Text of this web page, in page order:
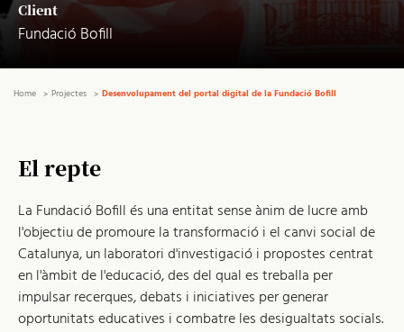
Client
Fundació Bofill
Home Projectes Desenvolupament del portal digital de la Fundació Bofill
El repte
La Fundació Bofill és una entitat sense ànim de lucre amb
l'objectiu de promoure la transformació i el canvi social de
Catalunya, un laboratori d'investigació i propostes centrat
en l'àmbit de l'educació, des del qual es treballa per
impulsar recerques, debats i iniciatives per generar
oportunitats educatives i combatre les desigualtats socials.